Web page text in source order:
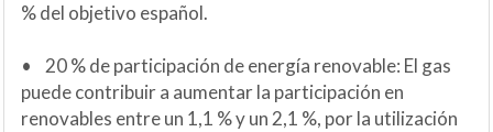
% del objetivo español.
• 20 % de participación de energía renovable: El gas
puede contribuir a aumentar la participación en
renovables entre un 1,1 % y un 2,1 %, por la utilización